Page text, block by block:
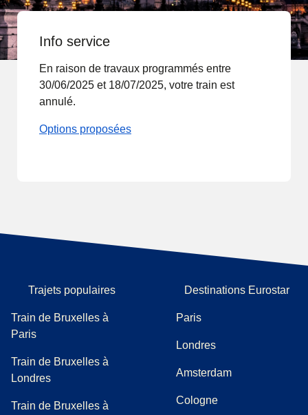
Info service
En raison de travaux programmés entre
30/06/2025 et 18/07/2025, votre train est
annulé.
Options proposées
Trajets populaires
Train de Bruxelles à
Paris
Train de Bruxelles à
Londres
Train de Bruxelles à
Destinations Eurostar
Paris
Londres
Amsterdam
Cologne